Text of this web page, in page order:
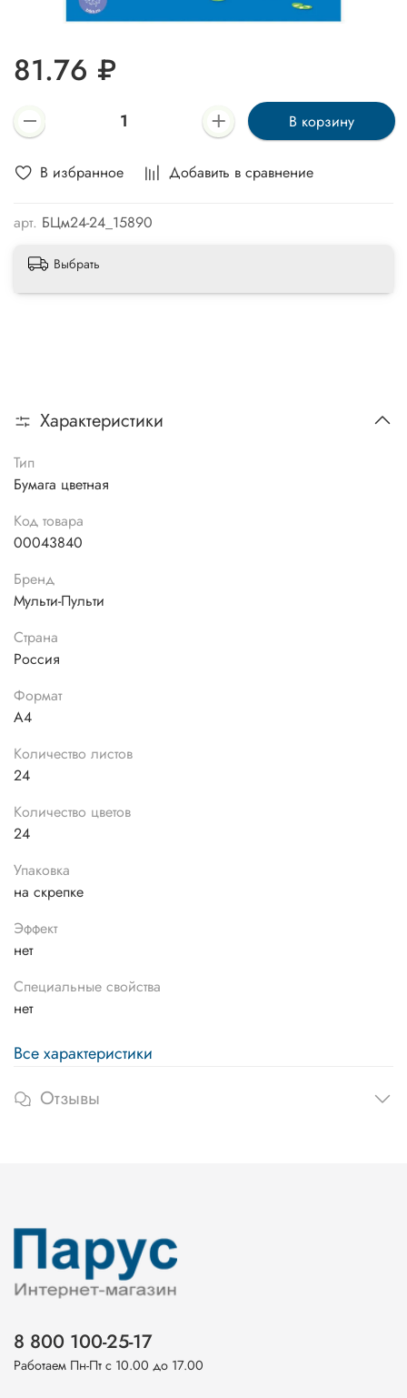
В избранное Добавить в сравнение
арт. БЦм24-24_15890
81.76 ₽
В корзину
Выбрать
Характеристики
Тип
Бумага цветная
Код товара
00043840
Бренд
Мульти-Пульти
Страна
Россия
Формат
А4
Количество листов
24
Количество цветов
24
Упаковка
на скрепке
Эффект
нет
Специальные свойства
нет
Все характеристики
Отзывы
8 800 100-25-17
Работаем Пн-Пт с 10.00 до 17.00